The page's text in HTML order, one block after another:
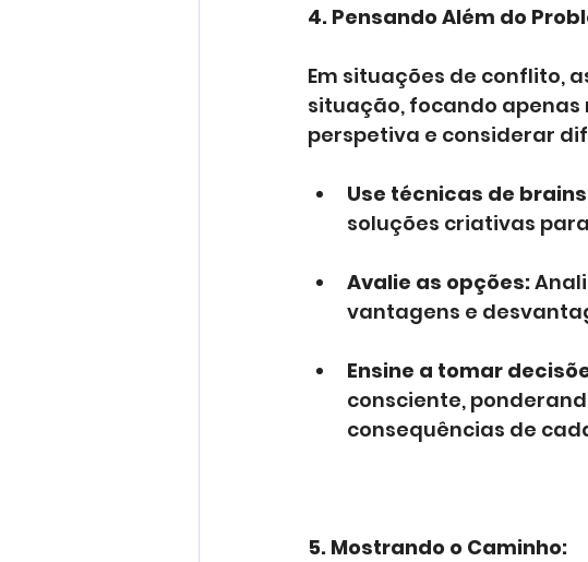
4. Pensando Além do
Em situações de conflito,
situação, focando
perspetiva e considerar
Use técnicas de
soluções criativas
Avalie as opções:
vantagens e
Ensine a tomar
consciente,
consequências de
5. Mostrando o Caminho: